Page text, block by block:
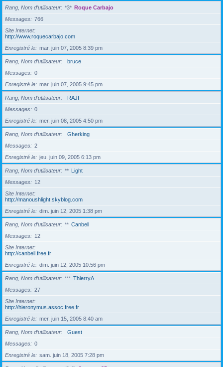
Rang, Nom d’utilisateur *3* Roque Carbajo
Messages
766
Site Internet
http://www.roquecarbajo.com
Enregistré le
mar. juin 07, 2005 8:39 pm
Rang, Nom d’utilisateur
bruce
Messages
0
Enregistré le
mar. juin 07, 2005 9:45 pm
Rang, Nom d’utilisateur
RAJI
Messages
0
Enregistré le
mer. juin 08, 2005 4:50 pm
Rang, Nom d’utilisateur
Gherking
Messages
2
Enregistré le
jeu. juin 09, 2005 6:13 pm
Rang, Nom d’utilisateur ** Light
Messages
12
Site Internet
http://manoushlight.skyblog.com
Enregistré le
dim. juin 12, 2005 1:38 pm
Rang, Nom d’utilisateur ** Canbell
Messages
12
Site Internet
http://canbell.free.fr
Enregistré le
dim. juin 12, 2005 10:56 pm
Rang, Nom d’utilisateur *** ThierryA
Messages
27
Site Internet
http://hieronymus.assoc.free.fr
Enregistré le
mer. juin 15, 2005 8:40 am
Rang, Nom d’utilisateur
Guest
Messages
0
Enregistré le
sam. juin 18, 2005 7:28 pm